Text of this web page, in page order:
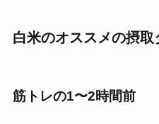
白米のオススメの摂取
筋トレの1〜2時間前